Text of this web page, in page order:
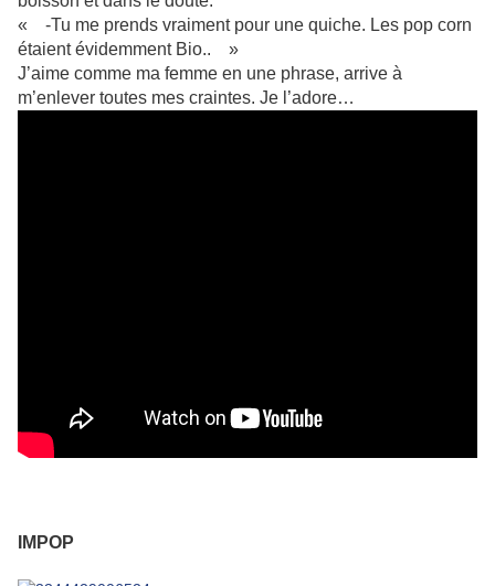
« -Tu me prends vraiment pour une quiche. Les pop corn
étaient évidemment Bio.. »
J’aime comme ma femme en une phrase, arrive à
m’enlever toutes mes craintes. Je l’adore…
IMPOP